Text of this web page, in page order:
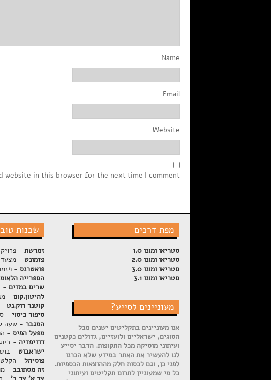
Name
Email
Website
website in this browser for the next time I comment.
מפת דרכים
סטריאו ומונו 1.0
סטריאו ומונו 2.0
סטריאו ומונו 3.0
סטריאו ומונו 3.1
מעוניינים לסייע?
אנו מעוניינים בתקליטים ישנים מכל
הסוגים, ישראליים ולועזיים, גדולים כקטנים
ועיתוני מוסיקה מכל התקופות. הדבר יסייע
לנו להעשיר את האתר במידע שלא הכרנו
לפני כן, וגם לכסות חלק מההוצאות הכספיות.
כל מי שמעוניין לתרום תקליטים ועיתוני
שכנות
זמרשת-
פזמונט -
פואטרנס-
הספרייה
שרים במדים-
להיטון.קום-
קוטנר רוק.נט -
סיפור כיסוי-
המגבר- שעה
מפעל הפיס-
דודיפדיה -
ישראבוט -
פוסיהל-
זה מסתובב-